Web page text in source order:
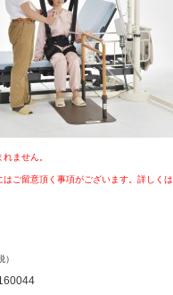
ません。
ご留意頂く事項がございます。詳しく
）